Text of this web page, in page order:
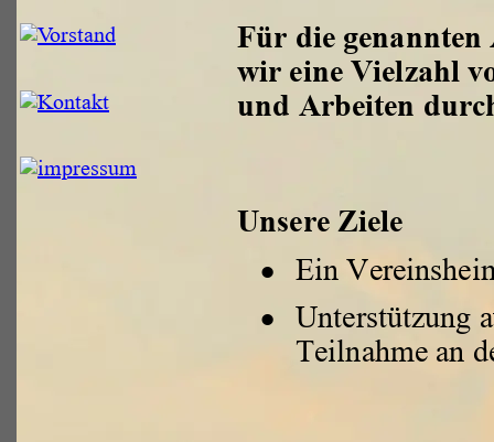
Für die
wir eine Vielzahl
und Arbeiten
Unsere Ziele
• Ein
•
Unterstützung
Teilnahme an